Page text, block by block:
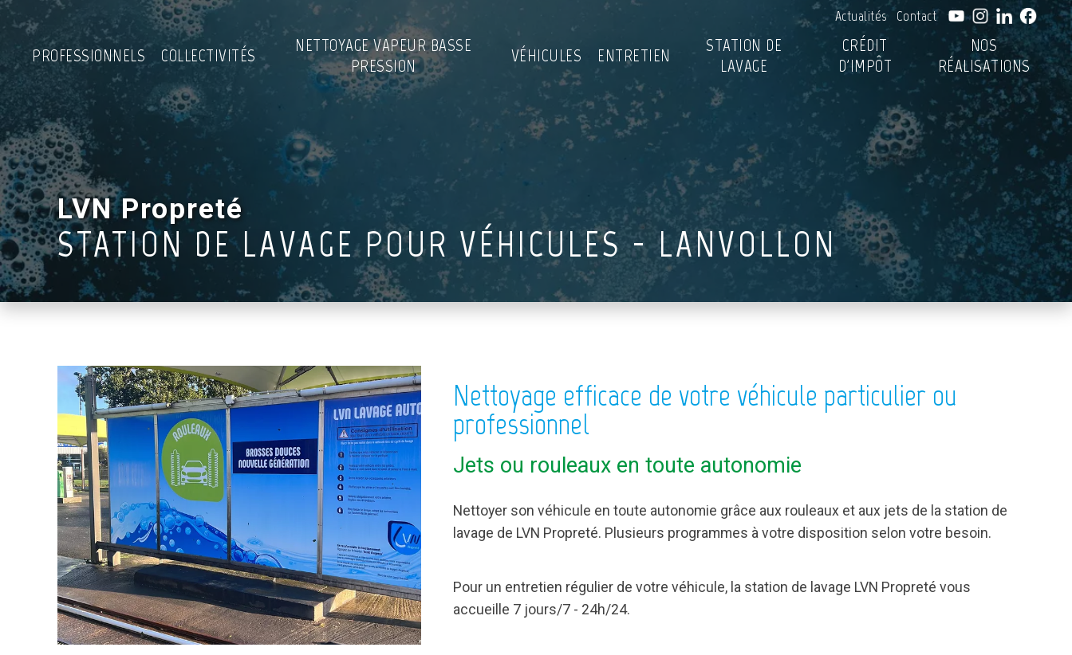
Actualités Contact
PROFESSIONNELS COLLECTIVITÉS
NETTOYAGE VAPEUR BASSE
PRESSION
VÉHICULES ENTRETIEN
STATION DE
LAVAGE
CRÉDIT
D'IMPÔT
NOS
RÉALISATIONS
LVN Propreté
STATION DE LAVAGE POUR VÉHICULES - LANVOLLON
Nettoyage efficace de votre véhicule particulier ou
professionnel
Jets ou rouleaux en toute autonomie
Nettoyer son véhicule en toute autonomie grâce aux rouleaux et aux jets de la station de
lavage de LVN Propreté. Plusieurs programmes à votre disposition selon votre besoin.
Pour un entretien régulier de votre véhicule, la station de lavage LVN Propreté vous
accueille 7 jours/7 - 24h/24.